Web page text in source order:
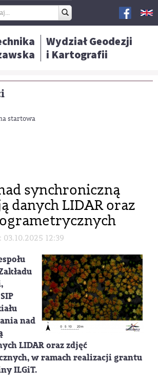
Wydział Geodezji
i Kartografii
startowa
synchroniczną
danych LIDAR oraz
12:39
nad
LIDAR oraz zdjęć
, w ramach realizacji grantu
ILGiT.